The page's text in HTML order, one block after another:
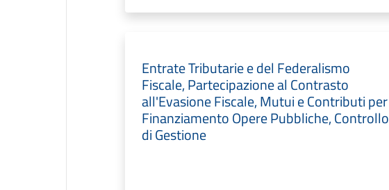
Entrate Tributarie e del Federalismo
Fiscale, Partecipazione al Contrasto
all'Evasione Fiscale, Mutui e Contributi per
Finanziamento Opere Pubbliche, Controllo
di Gestione